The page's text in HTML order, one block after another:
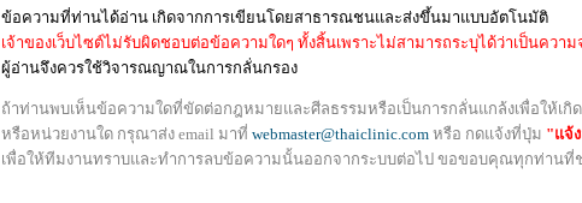
ข้อความที่ท่านได้อ่าน เกิดจากการเขียนโดยสาธารณชนและส่งขึ้นมาแบบอัตโนมัติ
เจ้าของเว็บไซต์ไม่รับผิดชอบต่อข้อความใดๆ ทั้งสิ้นเพราะไม่สามารถระบุได้ว่าเป็นควา
ผู้อ่านจึงควรใช้วิจารณญาณในการกลั่นกรอง
ถ้าท่านพบเห็นข้อความใดที่ขัดต่อกฎหมายและศีลธรรมหรือเป็นการกลั่นแกล้งเพื่อให้เกิ
หรือหน่วยงานใด กรุณาส่ง email มาที่ webmaster@thaiclinic.comหรือ กดแจ้งที่ปุ่ม "แจ้
เพื่อให้ทีมงานทราบและทำการลบข้อความนั้นออกจากระบบต่อไป ขอขอบคุณทุกท่านที่